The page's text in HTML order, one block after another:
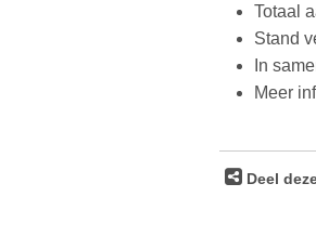
Totaal
Stand
In
Meer
Deel